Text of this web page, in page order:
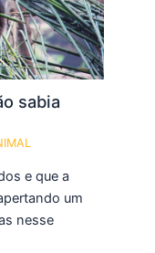
sabia
e que a
um
nesse